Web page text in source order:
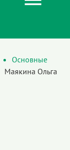
Основные
Маякина Ольга